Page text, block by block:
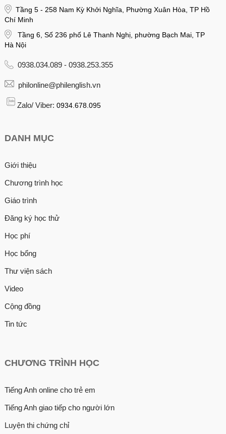
Tầng 5 - 258 Nam Kỳ Khởi Nghĩa, Phường Xuân Hòa, TP Hồ
Chí Minh
Tầng 6, Số 236 phố Lê Thanh Nghị, phường Bạch Mai, TP
Hà Nội
0938.034.089 - 0938.253.355
philonline@philenglish.vn
Zalo/ Viber: 0934.678.095
DANH MỤC
Giới thiệu
Chương trình học
Giáo trình
Đăng ký học thử
Học phí
Học bổng
Thư viện sách
Video
Cộng đồng
Tin tức
CHƯƠNG TRÌNH HỌC
Tiếng Anh online cho trẻ em
Tiếng Anh giao tiếp cho người lớn
Luyện thi chứng chỉ